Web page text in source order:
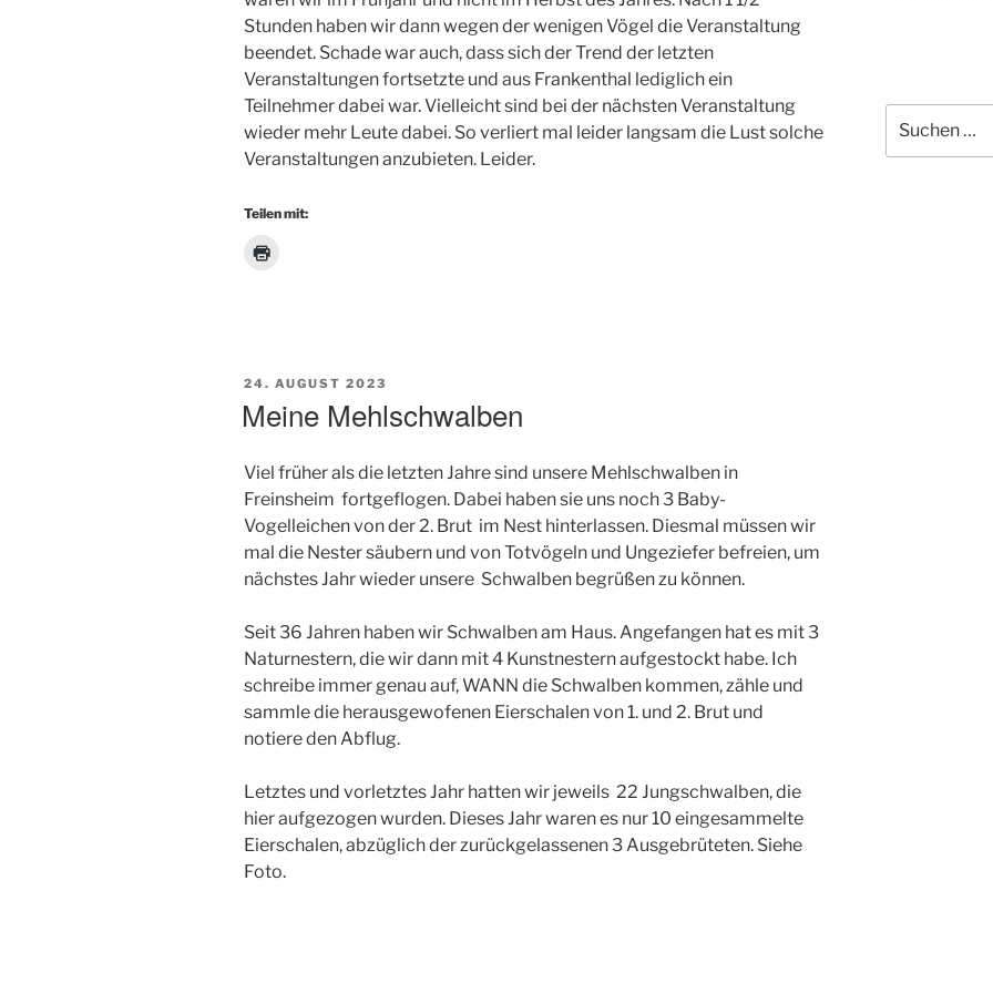
Stunden haben wir dann wegen der wenigen Vögel die Veranstaltung
beendet. Schade war auch, dass sich der Trend der letzten
Veranstaltungen fortsetzte und aus Frankenthal lediglich ein
Teilnehmer dabei war. Vielleicht sind bei der nächsten Veranstaltung
wieder mehr Leute dabei. So verliert mal leider langsam die Lust solche
Veranstaltungen anzubieten. Leider.
Teilen mit:
VERÖFFENTLICHT
24. AUGUST 2023
Meine Mehlschwalben
Viel früher als die letzten Jahre sind unsere Mehlschwalben in
Freinsheim fortgeflogen. Dabei haben sie uns noch 3 Baby-
Vogelleichen von der 2. Brut im Nest hinterlassen. Diesmal müssen wir
mal die Nester säubern und von Totvögeln und Ungeziefer befreien, um
nächstes Jahr wieder unsere Schwalben begrüßen zu können.
Seit 36 Jahren haben wir Schwalben am Haus. Angefangen hat es mit 3
Naturnestern, die wir dann mit 4 Kunstnestern aufgestockt habe. Ich
schreibe immer genau auf, WANN die Schwalben kommen, zähle und
sammle die herausgewofenen Eierschalen von 1. und 2. Brut und
notiere den Abflug.
Letztes und vorletztes Jahr hatten wir jeweils 22 Jungschwalben, die
hier aufgezogen wurden. Dieses Jahr waren es nur 10 eingesammelte
Eierschalen, abzüglich der zurückgelassenen 3 Ausgebrüteten. Siehe
Foto.
nach: